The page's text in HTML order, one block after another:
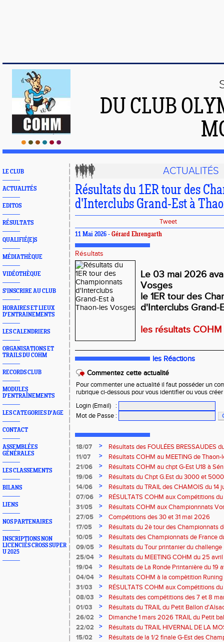
DU CLUB
LE CLUB
ACTUALITÉS
EDITOS
RÉSULTATS
QUALIFIÉ(E)S
MÉDIATHÈQUE
VIDÉOTHÈQUE
S'INSCRIRE AU CLUB
HORAIRES ET LIEUX
D'ENTRAINEMENTS
LES CALENDRIERS
ORGANISATIONS ET
TRAILS DU COHM
RECORDS CLUB
MODULES
D'ENTRAÎNEMENTS
LES CATEGORIES D'AGE
CONTACT
ASSEMBLÉES
GÉNÉRALES
LES CLASSEMENTS
BILANS
LIENS
NOS PARTENAIRES
INSCRIPTIONS NON
LICENCIÉS CROSS SUPER
U 2025
ACTUALITÉS
Résultats du 1ER tour des
d'Interclubs Grand-Est à
Tweet
11 Mai 2026 - Gérard Ehrengarth
Résultats
Le 03 mai 2026
Vosges
le 1ER tour des
d'Interclubs Grand-
les résultats COHM
les Réactions
Commentez cette actualité
Pour commenter une actualité il faut posséder un
rubrique ci-dessous pour vous identifier ou vous
Login (Email)
:
Mot de Passe :
18/07 >
Résultats des FOULÉES BRESSAUDES
Bresse
11/07 >
Résultats COHM au MEETING de Thaon-
2026
21/06 >
Résultats COHM au chpt G-Est U18 à
2026
19/06 >
Résultats du Chpt G.Est du 3000 et
Amneville
14/06 >
Résultats du TRAIL des CHAMOIS du 14
Moselotte
07/06 >
RÉSULTATS COHM aux Compétitions
31/05
>
Résultats COHM aux Championnnats
Masters du 31 mai 2026 à Remiremont
27/05 >
Compétitions des 30 et 31 mai 2026
17/05
>
Résultats du 2è tour des Championnats
région G-Est du 17 mai 2025 à
10/05 >
Résultats des Championnats de France
Marathon du 10 mai à Troyes
09/05 >
Résultats du Tour printanier du
25/04
>
Résultats du MEETING COHM du 25
19/04
>
Résultats de La Ronde Printanière du 19
route de Belfort
04/04 >
Résultats COHM à la compètition
court" des 4 et 5 avril à Toul
31/03 >
RÉSULTATS COHM aux Compétitions
08/03
>
Résultats des compétitions des 7 et 8
01/03
>
Résultats du TRAIL du Petit Ballon
Rouffach-68
26/02 >
Dimanche 1 mars 2026 TRAIL du Petit
ROUFFACH 68
22/02 >
Résultats du TRAIL HIVERNAL DE LA
2026 à Cornimont-88
15/02 >
Résultats de la 1/2 finale G-Est des